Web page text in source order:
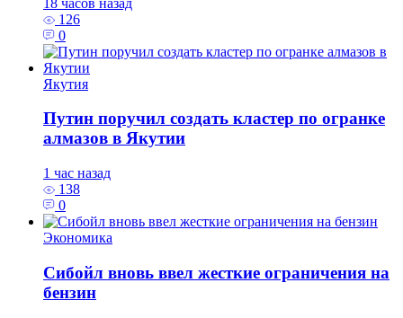
126
0
Якутия
Путин поручил создать кластер по огранке
алмазов в Якутии
1 час назад
138
0
Экономика
Сибойл вновь ввел жесткие ограничения на
бензин